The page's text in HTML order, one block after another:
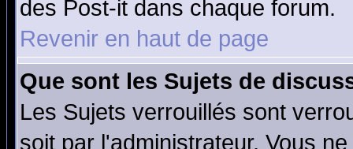
des Post-it dans chaque forum.
Revenir en haut de page
Que sont les Sujets de
Les Sujets verrouillés sont
soit par l'administrateur. Vous